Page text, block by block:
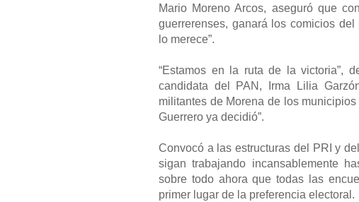
Mario Moreno Arcos, aseguró que
guerrerenses, ganará los comicios del
lo merece”.
“Estamos en la ruta de la victoria”,
candidata del PAN, Irma Lilia
militantes de Morena de los
Guerrero ya decidió”.
Convocó a las estructuras del PRI y
sigan trabajando incansablemente
sobre todo ahora que todas las
primer lugar de la preferencia electoral.